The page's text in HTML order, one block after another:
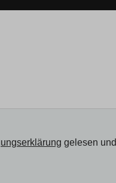
gelesen